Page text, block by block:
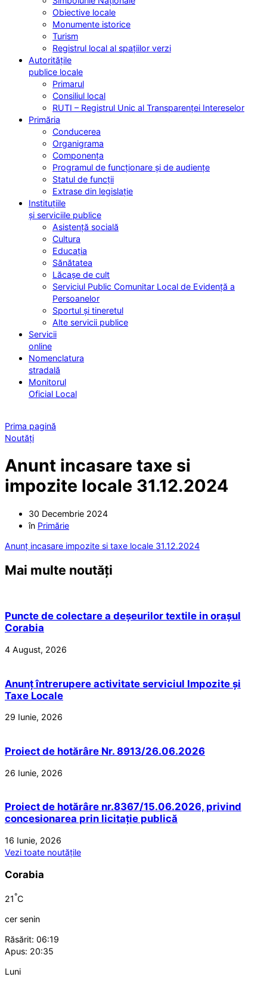
Obiective locale
Monumente istorice
Turism
Registrul local al spațiilor verzi
Autoritățile
publice locale
Primarul
Consiliul local
RUTI – Registrul Unic al Transparenței Intereselor
Primăria
Conducerea
Organigrama
Componența
Programul de funcționare și de audiențe
Statul de funcții
Extrase din legislație
Instituțiile
și serviciile publice
Asistență socială
Cultura
Educația
Sănătatea
Lăcașe de cult
Serviciul Public Comunitar Local de Evidență a
Persoanelor
Sportul și tineretul
Alte servicii publice
Servicii
online
Nomenclatura
stradală
Monitorul
Oficial Local
Prima pagină
Noutăți
Anunt incasare taxe si
impozite locale 31.12.2024
30 Decembrie 2024
în Primărie
Anunț incasare impozite si taxe locale 31.12.2024
Mai multe noutăți
Puncte de colectare a deșeurilor textile in orașul
Corabia
4 August, 2026
Anunț întrerupere activitate serviciul Impozite și
Taxe Locale
29 Iunie, 2026
Proiect de hotărâre Nr. 8913/26.06.2026
26 Iunie, 2026
Proiect de hotărâre nr.8367/15.06.2026, privind
concesionarea prin licitație publică
16 Iunie, 2026
Vezi toate noutățile
Corabia
21°C
cer senin
Răsărit: 06:19
Apus: 20:35
Luni